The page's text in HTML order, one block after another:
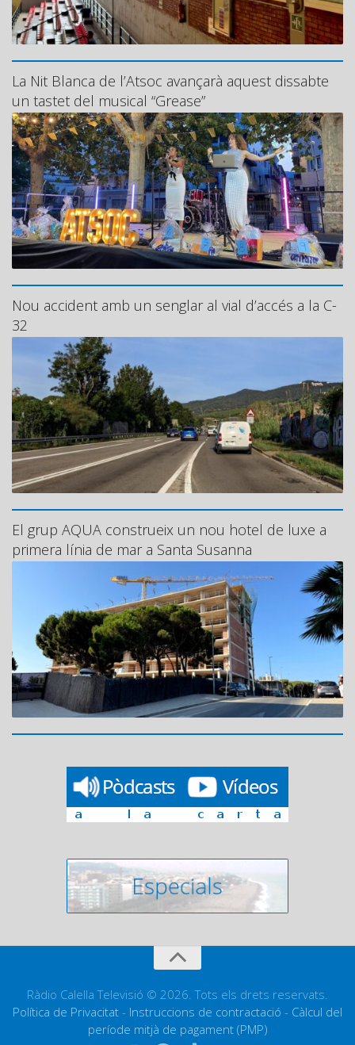
La Nit Blanca de l’Atsoc avançarà aquest dissabte
un tastet del musical “Grease”
Nou accident amb un senglar al vial d’accés a la C-
32
El grup AQUA construeix un nou hotel de luxe a
primera línia de mar a Santa Susanna
Ràdio Calella Televisió © 2026. Tots els drets reservats.
Política de Privacitat - Instruccions de contractació - Càlcul del
període mitjà de pagament (PMP)